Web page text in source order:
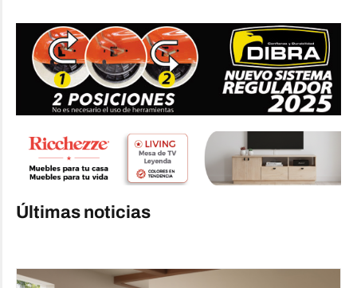
Últimas noticias